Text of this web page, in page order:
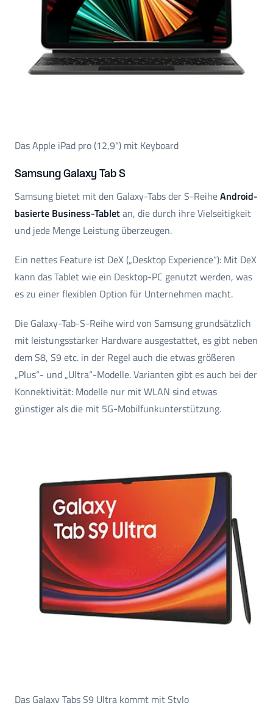
Das Apple iPad pro (12,9") mit Keyboard
Samsung Galaxy Tab S
Samsung bietet mit den Galaxy-Tabs der S-ReiheAndroid-
basierte Business-Tabletan, die durch ihre Vielseitigkeit
und jede Menge Leistung überzeugen.
Ein nettes Feature ist DeX („Desktop Experience“): Mit DeX
kann das Tablet wie ein Desktop-PC genutzt werden, was
es zu einer flexiblen Option für Unternehmen macht.
Die Galaxy-Tab-S-Reihe wird von Samsung grundsätzlich
mit leistungsstarker Hardware ausgestattet, es gibt neben
dem S8, S9 etc. in der Regel auch die etwas größeren
„Plus“- und „Ultra“-Modelle. Varianten gibt es auch bei der
Konnektivität: Modelle nur mit WLAN sind etwas
günstiger als die mit 5G-Mobilfunkunterstützung.
Das Galaxy Tabs S9 Ultra kommt mit Stylo